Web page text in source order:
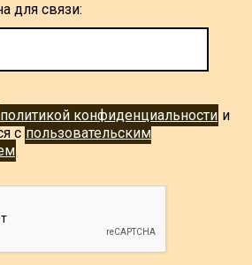
для связи:
политикой конфиденциальности и
с пользовательским